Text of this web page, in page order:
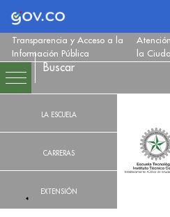
Logo Gobierno de
Transparencia y Acceso a la
Información Pública
la
LA ESCUELA
CARRERAS
EXTENSIÓN